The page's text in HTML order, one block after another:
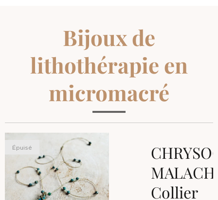
Bijoux de
lithothérapie en
micromacré
Épuisé
Collier